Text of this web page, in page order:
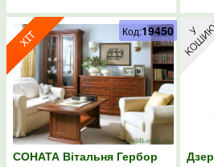
СОНАТА Вітальня Гербор
Код:19450